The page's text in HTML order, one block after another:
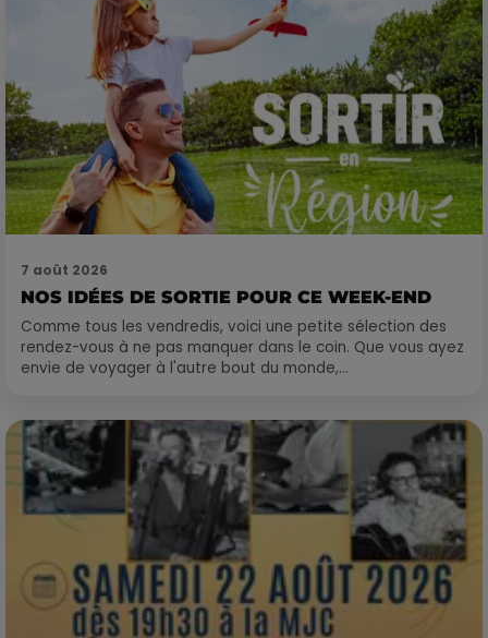
7 août 2026
NOS IDÉES DE SORTIE POUR CE WEEK-END
Comme tous les vendredis, voici une petite sélection des
rendez-vous à ne pas manquer dans le coin. Que vous ayez
envie de voyager à l'autre bout du monde,...